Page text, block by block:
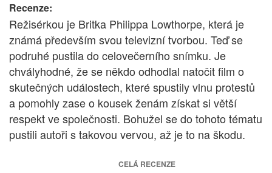
Recenze:
Režisérkou je Britka Philippa Lowthorpe, která je
známá především svou televizní tvorbou. Teď se
podruhé pustila do celovečerního snímku. Je
chvályhodné, že se někdo odhodlal natočit film o
skutečných událostech, které spustily vlnu protestů
a pomohly zase o kousek ženám získat si větší
respekt ve společnosti. Bohužel se do tohoto tématu
pustili autoři s takovou vervou, až je to na škodu.
CELÁ RECENZE